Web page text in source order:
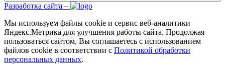
Разработка сайта –
Мы используем файлы cookie и сервис веб-аналитики
Яндекс.Метрика для улучшения работы сайта. Продолжая
пользоваться сайтом, Вы соглашаетесь с использованием
файлов cookie в соответствии с Политикой обработки
персональных данных.